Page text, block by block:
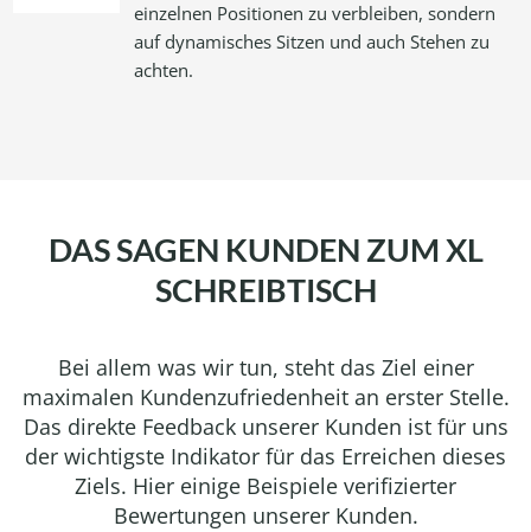
einzelnen Positionen zu verbleiben, sondern
auf dynamisches Sitzen und auch Stehen zu
achten.
DAS SAGEN KUNDEN ZUM XL
SCHREIBTISCH
Bei allem was wir tun, steht das Ziel einer
maximalen Kundenzufriedenheit an erster Stelle.
Das direkte Feedback unserer Kunden ist für uns
der wichtigste Indikator für das Erreichen dieses
Ziels. Hier einige Beispiele verifizierter
Bewertungen unserer Kunden.